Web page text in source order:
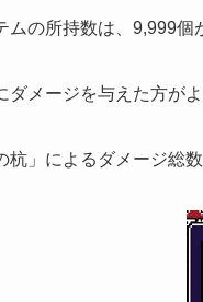
ムの所持数は、9,999個
ダメージを与えた方がよ
杭」によるダメージ総